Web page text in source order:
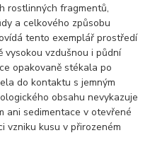
rostlinných fragmentů,
a celkového způsobu
tento exemplář prostředí
vzdušnou i půdní
opakovaně stékala po
do kontaktu s jemným
obsahu nevykazuje
ani sedimentace v otevřené
vzniku kusu v přirozeném